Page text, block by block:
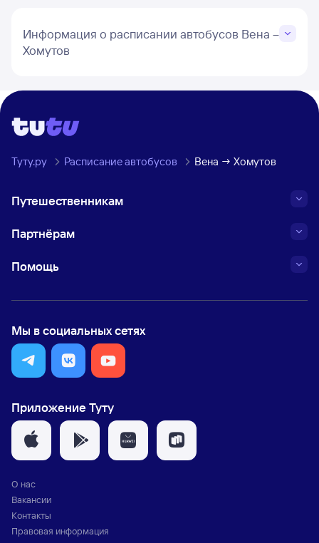
Информация о расписании автобусов Вена –
Хомутов
Туту.ру Расписание автобусов Вена → Хомутов
Путешественникам
Партнёрам
Помощь
Мы в социальных сетях
Приложение Туту
О нас
Вакансии
Контакты
Правовая информация